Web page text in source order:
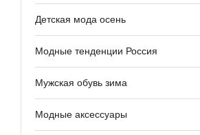
Детская мода осень
Модные тенденции Россия
Мужская обувь зима
Модные аксессуары